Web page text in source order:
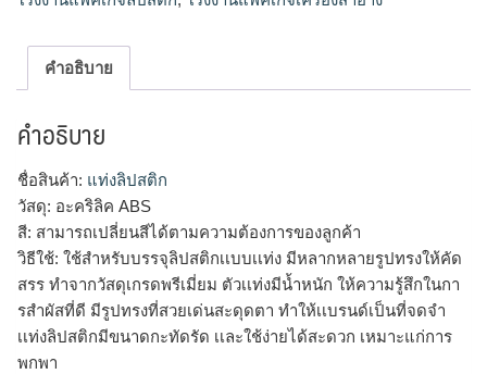
คำอธิบาย
คำอธิบาย
ชื่อสินค้า: แท่งลิปสติก
วัสดุ: อะคริลิค ABS
สี: สามารถเปลี่ยนสีได้ตามความต้องการของลูกค้า
วิธีใช้: ใช้สำหรับบรรจุลิปสติกเเบบเเท่ง มีหลากหลายรูปทรงให้คัด
สรร ทำจากวัสดุเกรดพรีเมี่ยม ตัวเเท่งมีน้ำหนัก ให้ความรู้สึกในกา
รสำผัสที่ดี มีรูปทรงที่สวยเด่นสะดุดตา ทำให้เเบรนด์เป็นที่จดจำ
เเท่งลิปสติกมีขนาดกะทัดรัด เเละใช้ง่ายได้สะดวก เหมาะแก่การ
พกพา